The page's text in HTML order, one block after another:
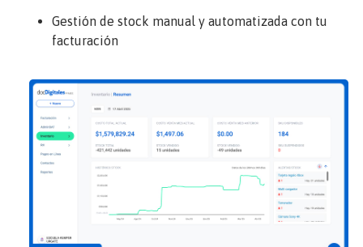
Gestión de stock manual y automatizada con tu
facturación